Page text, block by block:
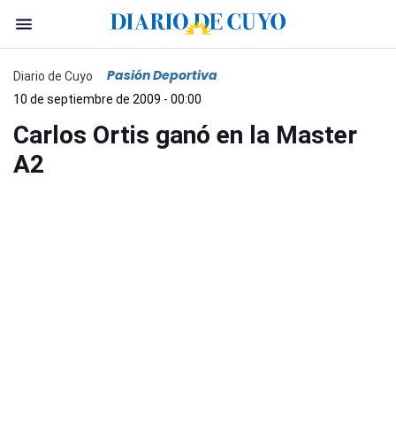
Diario de Cuyo Pasión Deportiva
10 de septiembre de 2009 - 00:00
Carlos Ortis ganó en la Master
A2